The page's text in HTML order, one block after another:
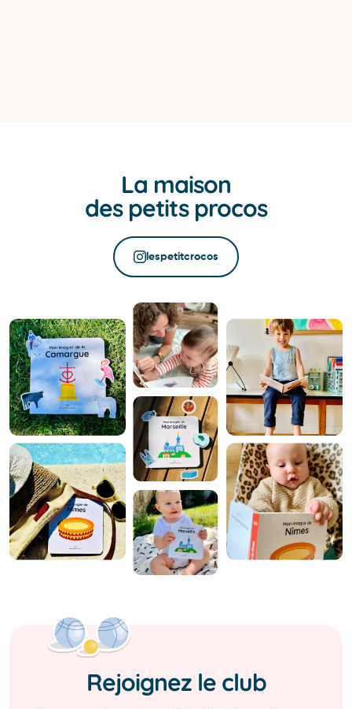
La maison
des petits procos
lespetitcrocos
Rejoignez le club